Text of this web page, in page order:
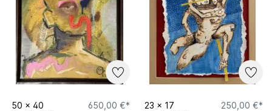
50 x 40
650,00 €*
23 x 17
250,00 €*